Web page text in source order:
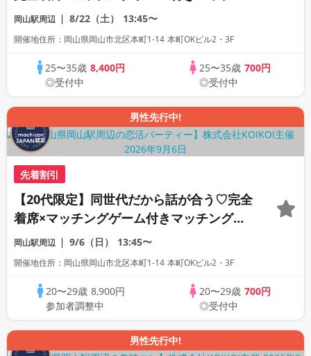
グコン
岡山駅周辺 8/22（土） 13:45〜
開催地住所：岡山県岡山市北区本町1-14 本町OKビル2・3F
25〜35歳8,400円
◎受付中
25〜35歳 700円
◎受付中
男性先行中!
先着割引
【20代限定】同世代だから話が合う♡完全
着席×マッチングゲーム付きマッチングコ
ン
岡山駅周辺 9/6（日） 13:45〜
開催地住所：岡山県岡山市北区本町1-14 本町OKビル2・3F
20〜29歳 8,900円
参加者調整中
20〜29歳 700円
◎受付中
男性先行中!